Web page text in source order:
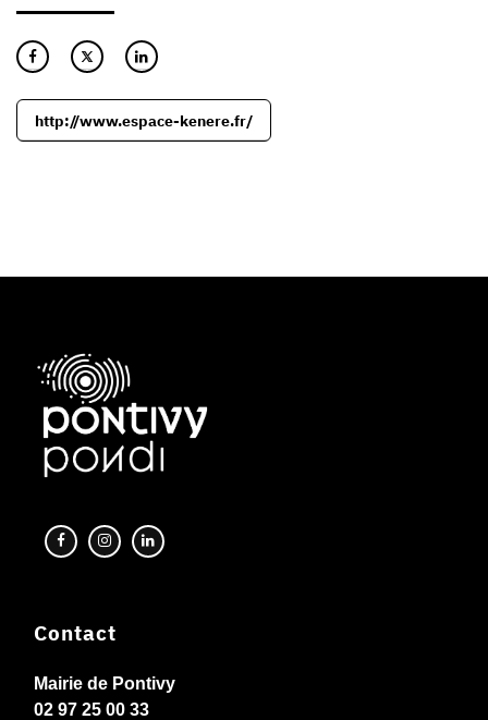
http://www.espace-kenere.fr/
Contact
Mairie de Pontivy
02 97 25 00 33